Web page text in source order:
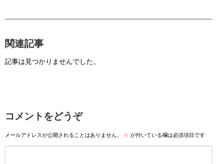
関連記事
記事は見つかりませんでした。
コメントをどうぞ
メールアドレスが公開されることはありません。 ※ が付いている欄は必須項目です